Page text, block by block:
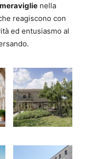
nella
reagiscono con
ed entusiasmo al